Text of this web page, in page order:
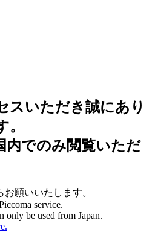
スいただき誠にあり
内でのみ閲覧いただ
お願いいたします。
service.
only be used from Japan.